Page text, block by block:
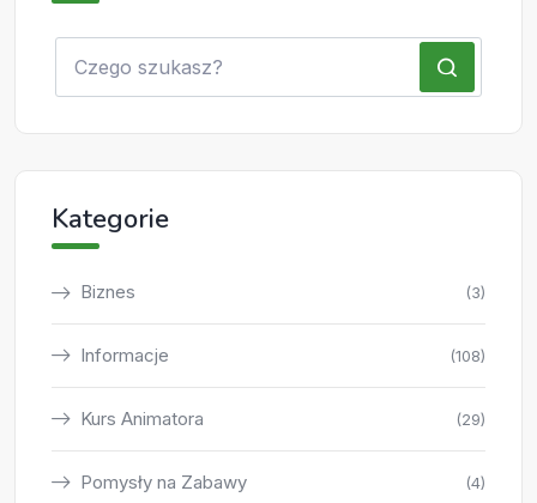
Kategorie
Biznes (3)
Informacje (108)
Kurs Animatora (29)
Pomysły na Zabawy (4)